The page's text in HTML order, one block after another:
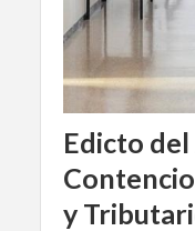
Edicto del
y